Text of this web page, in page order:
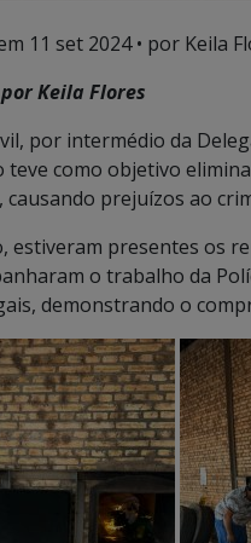
11 set 2024• por Keila
Keila Flores
por intermédio da
teve como objetivo
causando prejuízos ao
estiveram presentes os
o trabalho da
demonstrando o